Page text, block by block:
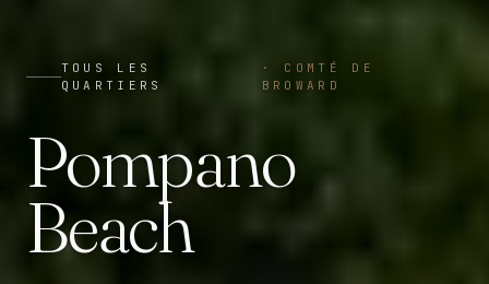
TOUS LES
QUARTIERS
· COMTÉ DE
BROWARD
Pompano
Beach